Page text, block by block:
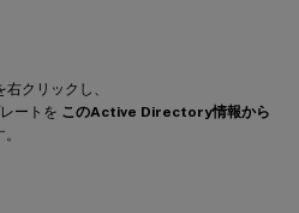
右クリックし、
ートを このActive Directory情報から